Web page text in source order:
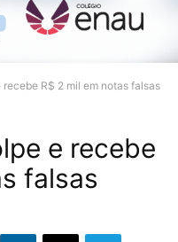
R$ 2 mil em notas falsas
e recebe
falsas